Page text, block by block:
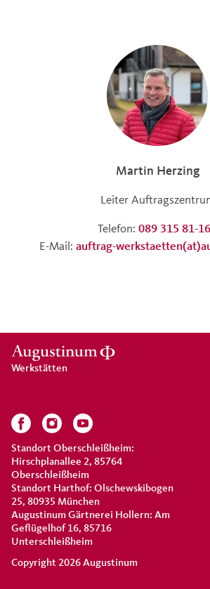
Martin Herzing
Leiter
Telefon: 089 315 81-
E-Mail: auftrag-
Werkstätten
Standort Oberschleißheim:
Hirschplanallee 2, 85764
Oberschleißheim
Standort Harthof: Olschewskibogen
25, 80935 München
Augustinum Gärtnerei Hollern: Am
Geflügelhof 16, 85716
Unterschleißheim
Copyright 2026 Augustinum